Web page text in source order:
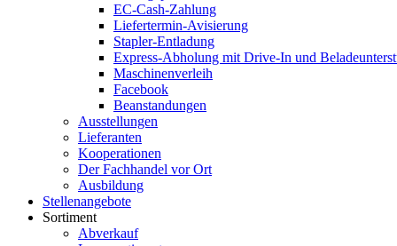
EC-Cash-Zahlung
Liefertermin-Avisierung
Stapler-Entladung
Express-Abholung mit Drive-In und
Maschinenverleih
Facebook
Beanstandungen
Ausstellungen
Lieferanten
Kooperationen
Der Fachhandel vor Ort
Ausbildung
Stellenangebote
Sortiment
Abverkauf